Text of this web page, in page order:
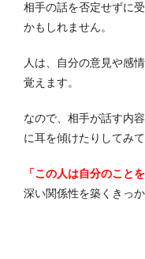
相手の話を否定せずに
かもしれません。
人は、自分の意見や感
覚えます。
なので、相手が話す内
に耳を傾けたりしてみて
「この人は自分のこと
深い関係性を築くきっか